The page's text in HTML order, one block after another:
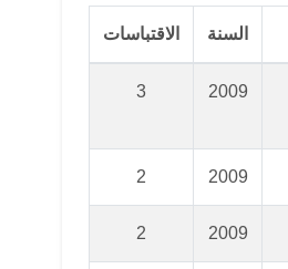
السنة الاقتباسات
2009
3
2009
2
2009
2